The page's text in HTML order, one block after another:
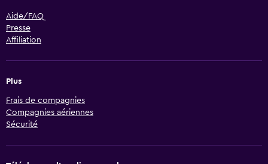
Aide/FAQ
Presse
Affiliation
Plus
Frais de compagnies
Compagnies aériennes
Sécurité